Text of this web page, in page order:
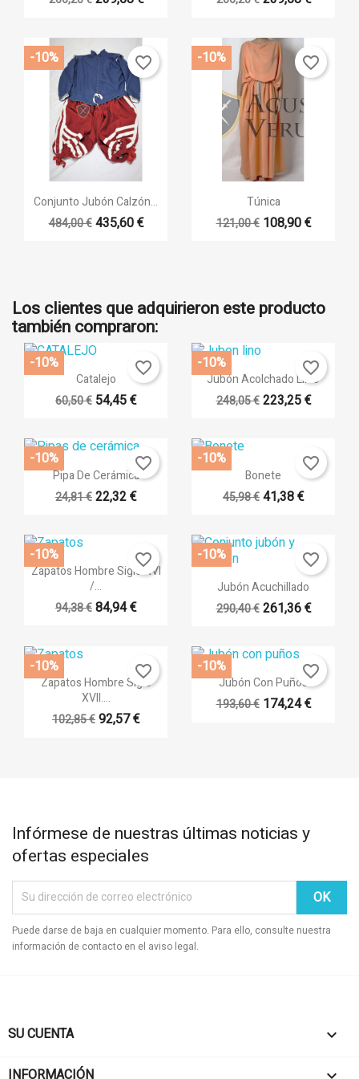
Vista rápida
Conjunto Jubón Calzón...
484,00 € 435,60 €
-10% favorite_border
Vista rápida
Túnica
121,00 € 108,90 €
-10% favorite_border
Los clientes que adquirieron este producto
también compraron:
 Vista rápida
Catalejo
60,50 € 54,45 €
-10% favorite_border  Vista rápida
Jubón Acolchado LINO
248,05 € 223,25 €
-10% favorite_border
Vista rápida
Pipa De Cerámica
24,81 €22,32 €
-10% favorite_border 
Vista rápida
Bonete
45,98 €41,38 €
-10% favorite_border
Vista rápida
Zapatos Hombre Siglo XVI
/...
94,38 €84,94 €
-10%
favorite_border
Vista rápida
Jubón Acuchillado
290,40 € 261,36 €
-10% favorite_border
Vista rápida
Zapatos Hombre Siglo
XVII....
102,85 €92,57 €
-10% favorite_border Vista rápida
Jubón Con Puños
193,60 € 174,24 €
-10% favorite_border
Infórmese de nuestras últimas noticias y
ofertas especiales
Puede darse de baja en cualquier momento. Para ello, consulte nuestra
información de contacto en el aviso legal.
SU CUENTA 
INFORMACIÓN